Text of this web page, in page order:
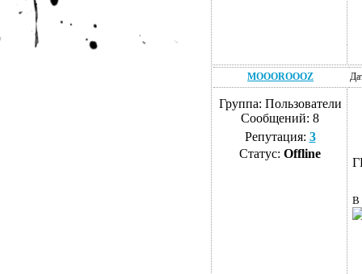
MOOOROOOZ
Группа: Пользователи
Сообщений: 8
Репутация: 3
Статус: Offline
В